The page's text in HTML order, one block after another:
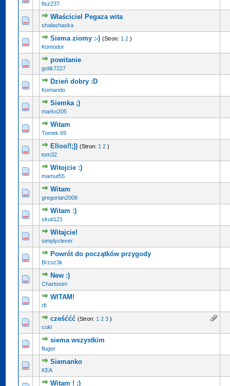
fisz237
Właściciel Pegaza wita
shalashaska
Siema ziomy :-)(Stron: 1 2 )
Komodor
powitanie
gotik7227
Dzień dobry :D
Komando
Siemka ;)
marko205
Witam
Tomek 69
Elloo!!;)) (Stron: 1 2 )
tom32
Witojcie :)
mamut55
Witam
gregorian2008
Witam :)
skuti121
Witajcie!
simplyclever
Powrót do początków przygody
Brzoz3k
New :)
Chartosim
WITAM!
rfl
cześććć (Stron: 1 2 3 )
cuki
siema wszystkim
fluger
Siemanko
KEA
Witam ! ;)